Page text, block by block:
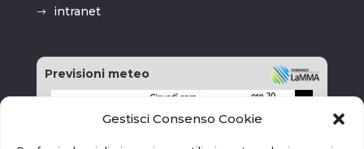
Gestisci Consenso Cookie
intranet
Previsioni meteo